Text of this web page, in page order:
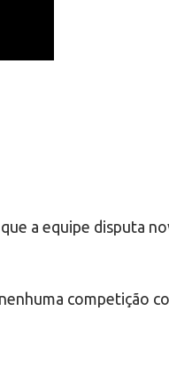
a equipe disputa
competição